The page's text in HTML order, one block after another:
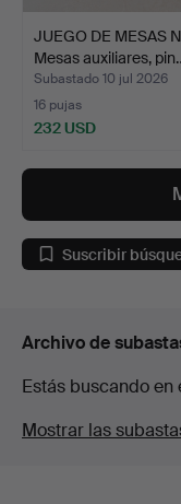
JUEGO DE MESAS
Mesas auxiliares,
Subastado 10 jul 2026
16 pujas
232 USD
Suscribir
Archivo de
Estás buscando
Mostrar las